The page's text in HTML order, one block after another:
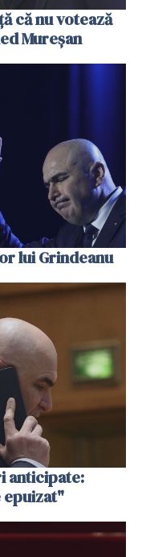
că nu votează
Mureşan
lui Grindeanu
anticipate:
epuizat"